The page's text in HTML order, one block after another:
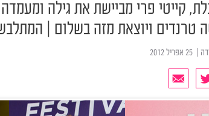
קייטי פרי מביישת את גילה ומעמדה
טרנדים ויוצאת מזה בשלום |